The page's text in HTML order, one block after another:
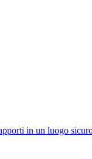
in un luogo